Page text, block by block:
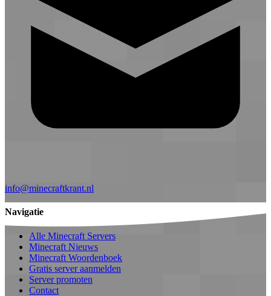
info@minecraftkrant.nl
Navigatie
Alle Minecraft Servers
Minecraft Nieuws
Minecraft Woordenboek
Gratis server aanmelden
Server promoten
Contact